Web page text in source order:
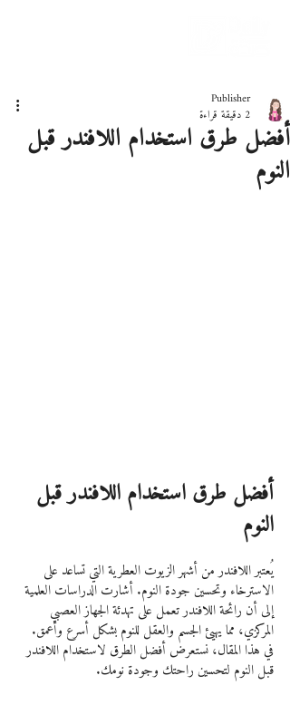
أفضل طرق استخدام اللافندر قبل
النوم
Publisher
2 دقيقة قراءة
أفضل طرق استخدام اللافندر قبل
النوم
يُعتبر اللافندر من أشهر الزيوت العطرية التي تساعد على
الاسترخاء وتحسين جودة النوم. أشارت الدراسات العلمية
إلى أن رائحة اللافندر تعمل على تهدئة الجهاز العصبي
المركزي، مما يهيئ الجسم والعقل للنوم بشكل أسرع وأعمق.
في هذا المقال، نستعرض أفضل الطرق لاستخدام اللافندر
قبل النوم لتحسين راحتك وجودة نومك.